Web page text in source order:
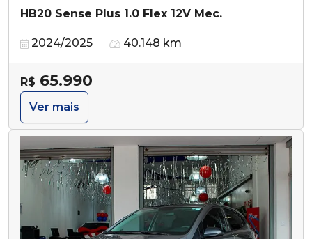
HB20 Sense Plus 1.0 Flex 12V Mec.
2024/2025 40.148 km
R$ 65.990
Ver mais